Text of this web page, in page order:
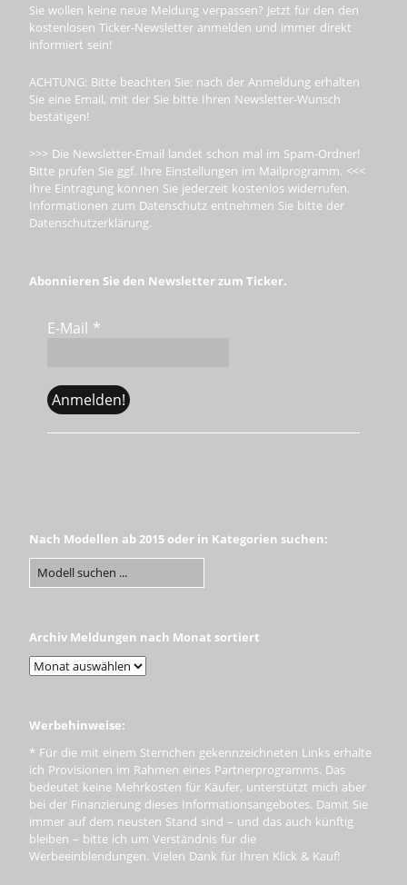
Sie wollen keine neue Meldung verpassen? Jetzt für den den
kostenlosen Ticker-Newsletter anmelden und immer direkt
informiert sein!
ACHTUNG: Bitte beachten Sie: nach der Anmeldung erhalten
Sie eine Email, mit der Sie bitte Ihren Newsletter-Wunsch
bestätigen!
>>> Die Newsletter-Email landet schon mal im Spam-Ordner!
Bitte prüfen Sie ggf. Ihre Einstellungen im Mailprogramm. <<<
Ihre Eintragung können Sie jederzeit kostenlos widerrufen.
Informationen zum Datenschutz entnehmen Sie bitte der
Datenschutzerklärung.
Abonnieren Sie den Newsletter zum Ticker.
E-Mail *
Nach Modellen ab 2015 oder in Kategorien suchen:
Archiv Meldungen nach Monat sortiert
Werbehinweise:
* Für die mit einem Sternchen gekennzeichneten Links erhalte
ich Provisionen im Rahmen eines Partnerprogramms. Das
bedeutet keine Mehrkosten für Käufer, unterstützt mich aber
bei der Finanzierung dieses Informationsangebotes. Damit Sie
immer auf dem neusten Stand sind – und das auch künftig
bleiben – bitte ich um Verständnis für die
Werbeeinblendungen. Vielen Dank für Ihren Klick & Kauf!